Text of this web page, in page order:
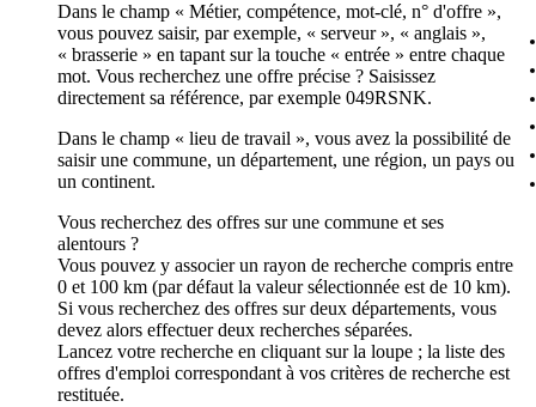
Dans le champ « Métier, compétence, mot-clé, n° d'offre »,
vous pouvez saisir, par exemple, « serveur », « anglais »,
« brasserie » en tapant sur la touche « entrée » entre chaque
mot. Vous recherchez une offre précise ? Saisissez
directement sa référence, par exemple 049RSNK.
Dans le champ « lieu de travail », vous avez la possibilité de
saisir une commune, un département, une région, un pays ou
un continent.
Vous recherchez des offres sur une commune et ses
alentours ?
Vous pouvez y associer un rayon de recherche compris entre
0 et 100 km (par défaut la valeur sélectionnée est de 10 km).
Si vous recherchez des offres sur deux départements, vous
devez alors effectuer deux recherches séparées.
Lancez votre recherche en cliquant sur la loupe ; la liste des
offres d'emploi correspondant à vos critères de recherche est
restituée.